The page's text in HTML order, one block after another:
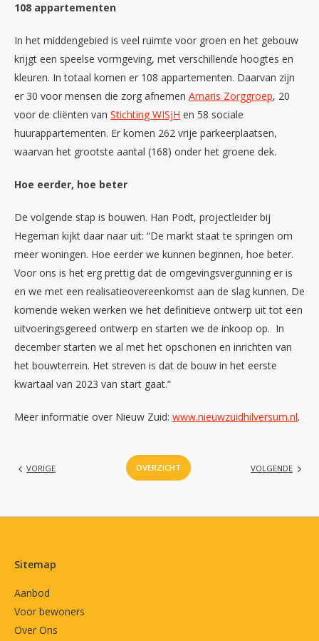
108 appartementen
In het middengebied is veel ruimte voor groen en het gebouw
krijgt een speelse vormgeving, met verschillende hoogtes en
kleuren. In totaal komen er 108 appartementen. Daarvan zijn
er 30 voor mensen die zorg afnemen Amaris Zorggroep, 20
voor de cliënten van Stichting WISjH en 58 sociale
huurappartementen. Er komen 262 vrije parkeerplaatsen,
waarvan het grootste aantal (168) onder het groene dek.
Hoe eerder, hoe beter
De volgende stap is bouwen. Han Podt, projectleider bij
Hegeman kijkt daar naar uit: “De markt staat te springen om
meer woningen. Hoe eerder we kunnen beginnen, hoe beter.
Voor ons is het erg prettig dat de omgevingsvergunning er is
en we met een realisatieovereenkomst aan de slag kunnen. De
komende weken werken we het definitieve ontwerp uit tot een
uitvoeringsgereed ontwerp en starten we de inkoop op. In
december starten we al met het opschonen en inrichten van
het bouwterrein. Het streven is dat de bouw in het eerste
kwartaal van 2023 van start gaat.”
Meer informatie over Nieuw Zuid: www.nieuwzuidhilversum.nl.
VOLGENDE
OVERZICHT
VORIGE
Contactinformatie
Sitemap
Aanbod
Voor bewoners
Over Ons